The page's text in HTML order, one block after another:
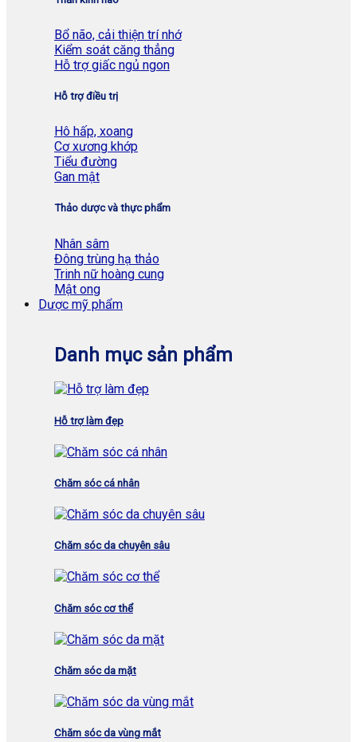
Bổ não, cải thiện trí nhớ
Kiểm soát căng thẳng
Hỗ trợ giấc ngủ ngon
Hỗ trợ điều trị
Hô hấp, xoang
Cơ xương khớp
Tiểu đường
Gan mật
Thảo dược và thực phẩm
Nhân sâm
Đông trùng hạ thảo
Trinh nữ hoàng cung
Mật ong
Dược mỹ phẩm
Danh mục sản phẩm
Hỗ trợ làm đẹp
Chăm sóc cá nhân
Chăm sóc da chuyên sâu
Chăm sóc cơ thể
Chăm sóc da mặt
Chăm sóc da vùng mắt